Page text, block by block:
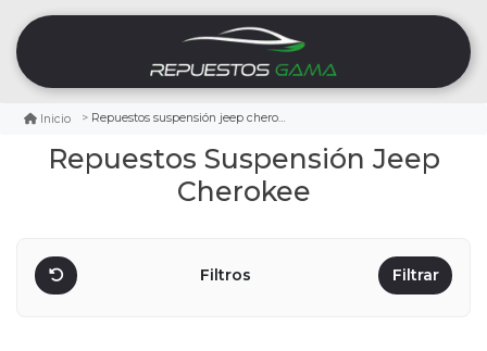
Inicio Repuestos suspensión jeep cherokee
Repuestos Suspensión Jeep
Cherokee
Filtros Filtrar